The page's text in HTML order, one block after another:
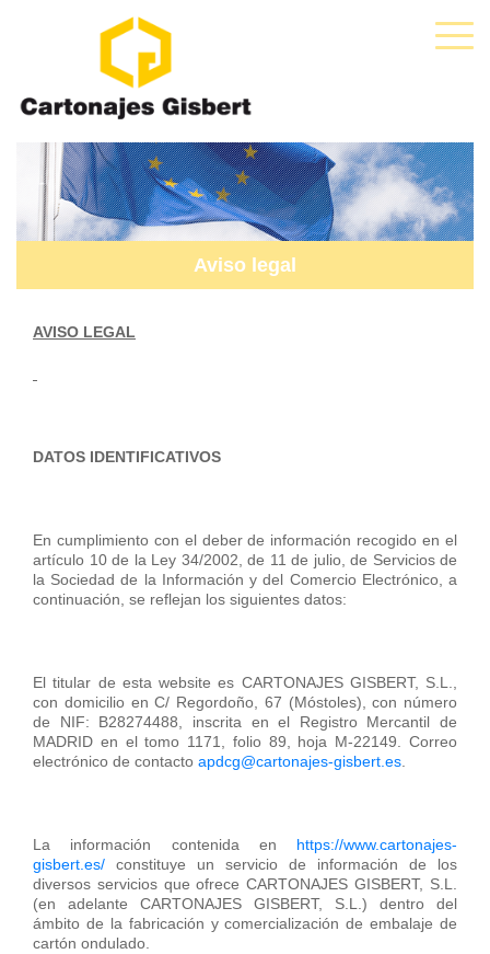
Aviso legal
AVISO LEGAL
DATOS IDENTIFICATIVOS
En cumplimiento con el deber de información recogido en el
artículo 10 de la Ley 34/2002, de 11 de julio, de Servicios de
la Sociedad de la Información y del Comercio Electrónico, a
continuación, se reflejan los siguientes datos:
El titular de esta website es CARTONAJES GISBERT, S.L.,
con domicilio en C/ Regordoño, 67 (Móstoles), con número
de NIF: B28274488, inscrita en el Registro Mercantil de
MADRID en el tomo 1171, folio 89, hoja M-22149. Correo
electrónico de contacto apdcg@cartonajes-gisbert.es.
La información contenida en https://www.cartonajes-
gisbert.es/ constituye un servicio de información de los
diversos servicios que ofrece CARTONAJES GISBERT, S.L.
(en adelante CARTONAJES GISBERT, S.L.) dentro del
ámbito de la fabricación y comercialización de embalaje de
cartón ondulado.